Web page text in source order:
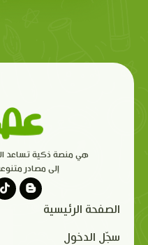
هي منصة ذكية تساعد
إلى مصادر
الصفحة الرئيسية
سجّل الدخول